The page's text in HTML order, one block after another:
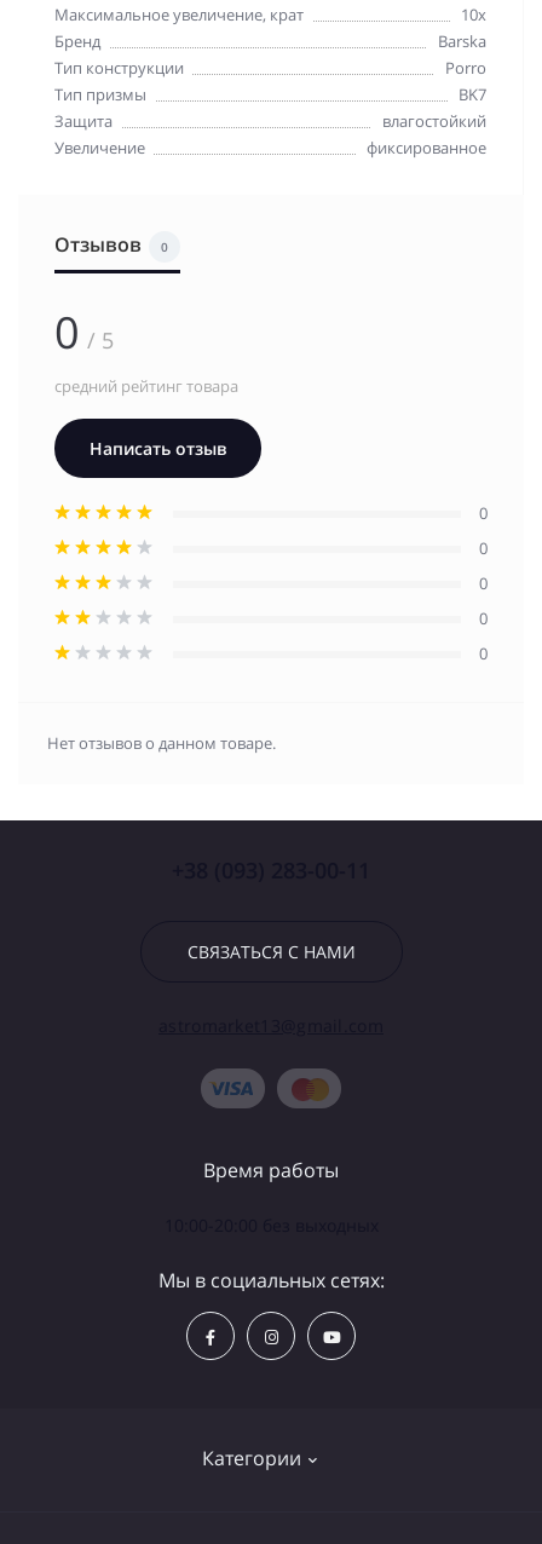
Максимальное увеличение, крат
10x
Бренд
Barska
Тип конструкции
Porro
Тип призмы
BK7
Защита
влагостойкий
Увеличение
фиксированное
Отзывов 0
0 / 5
средний рейтинг товара
Написать отзыв
0
0
0
0
0
Нет отзывов о данном товаре.
СВЯЗАТЬСЯ С НАМИ
Категории
Время работы
Мы в социальных сетях: